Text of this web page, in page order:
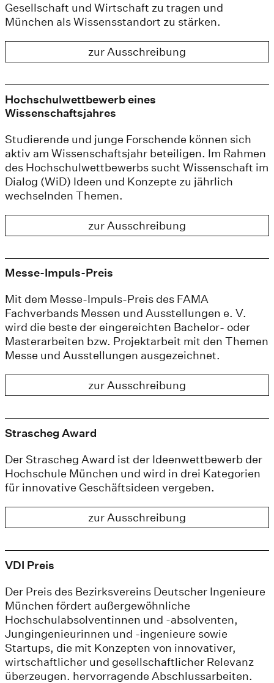
Gesellschaft und Wirt­schaft zu tragen und
München als Wissensstandort zu stärken.
zur Ausschreibung
Hochschulwettbewerb eines
Wissenschaftsjahres
Studierende und junge Forschende können sich
aktiv am Wissenschaftsjahr beteiligen. Im Rahmen
des Hochschulwettbewerbs sucht Wissenschaft im
Dialog (WiD) Ideen und Konzepte zu jährlich
wechselnden Themen.
zur Ausschreibung
Messe-Impuls-Preis
Mit dem Messe-Impuls-Preis des FAMA
Fachverbands Messen und Ausstellungen e. V.
wird die beste der eingereichten Bachelor- oder
Masterarbeiten bzw. Projektarbeit mit den Themen
Messe und Ausstellungen ausgezeichnet.
zur Ausschreibung
Strascheg Award
Der Strascheg Award ist der Ideenwettbewerb der
Hochschule München und wird in drei Kategorien
für innovative Geschäftsideen vergeben.
zur Ausschreibung
VDI Preis
Der Preis des Bezirksvereins Deutscher Ingenieure
München fördert außergewöhnliche
Hochschulabsolventinnen und -absolventen,
Jungingenieurinnen und -ingenieure sowie
Startups, die mit Konzepten von innovativer,
wirtschaftlicher und gesellschaftlicher Relevanz
überzeugen. hervorragende Abschlussarbeiten.